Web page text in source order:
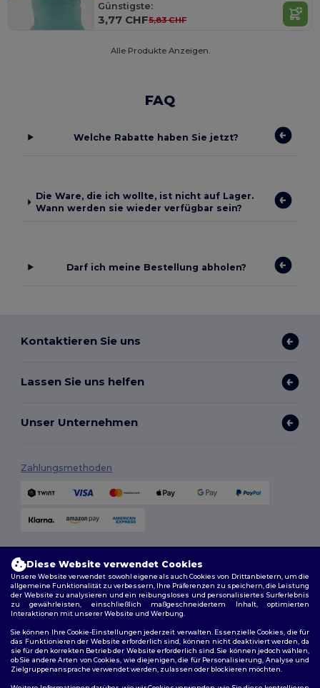
Günstigste:
3,77 CHF5,83 CHF
Alle Produkte Anzeigen.
FAQ
Welche Rabatte haben Sie jetzt?
Die Ware, die ich wollte, ist nicht auf Lager.
Wann werden sie wieder verfügbar sein?
Darf ich meine Bestellung abholen?
Kontaktieren Sie uns
Lassen Sie uns helfen
Unser Unternehmen
Zahlungsmethoden
Folge uns
Diese Website verwendet Cookies
Unsere Website verwendet sowohl eigene als auch Cookies von Drittanbietern, um die
allgemeine Funktionalität zu verbessern, Ihre Präferenzen zu speichern, die Leistung
der Website zu analysieren und ein reibungsloses und personalisiertes Surferlebnis
zu gewährleisten, einschließlich maßgeschneidertem Inhalt, optimierten
Interaktionen mit unserer Website und Werbung.
Sie können Ihre Cookie-Einstellungen jederzeit verwalten. Essenzielle Cookies, die für
das Funktionieren der Website erforderlich sind, können nicht deaktiviert werden, da
sie für den korrekten Betrieb der Website erforderlich sind. Sie können jedoch wählen,
ob Sie andere Arten von Cookies, wie diejenigen, die für Personalisierung, Analyse und
Zielgruppenansprache verwendet werden, zulassen oder blockieren möchten.